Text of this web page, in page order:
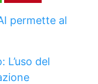
permette al
L’uso del